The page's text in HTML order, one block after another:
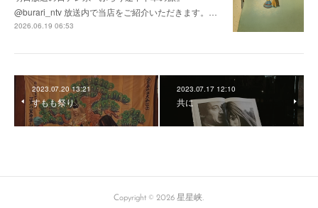
@burari_ntv 放送内で当店をご紹介いただきます。…
2026.06.19 06:53
2023.07.20 13:21
すもも祭り
2023.07.17 12:10
共に
Copyright © 2026 星星峡.